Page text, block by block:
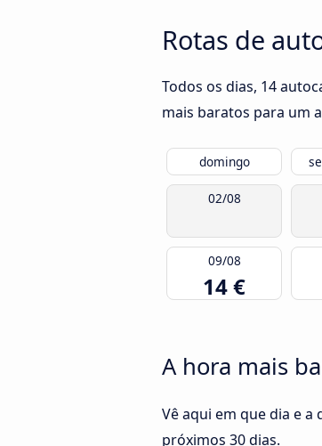
Rotas de
Todos os dias, 14
mais baratos para um
domingo
02/08
09/08
14 €
A hora mais
Vê aqui em que dia e
próximos 30 dias.